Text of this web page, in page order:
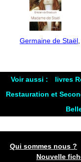
Germaine de Staël
Voir aussi : livres
Restauration et
Qui sommes nous ?
Nouvelle